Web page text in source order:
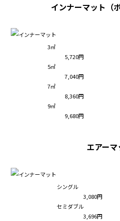
インナーマット（
3㎡
5,720円
5㎡
7,040円
7㎡
8,360円
9㎡
9,680円
エアーマ
シングル
3,080円
セミダブル
3,696円